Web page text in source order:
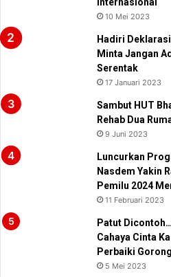
10 Mei 2023
Hadiri
Minta Jangan
Serentak
17 Januari 2023
Sambut HUT
Rehab Dua
9 Juni 2023
Luncurkan
Nasdem Yakin
Pemilu 2024
11 Februari 2023
Patut
Cahaya Cinta
Perbaiki
5 Mei 2023